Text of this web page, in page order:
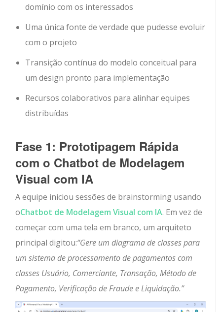
domínio com os interessados
Uma única fonte de verdade que pudesse evoluir
com o projeto
Transição contínua do modelo conceitual para
um design pronto para implementação
Recursos colaborativos para alinhar equipes
distribuídas
Fase 1: Prototipagem Rápida
com o Chatbot de Modelagem
Visual com IA
A equipe iniciou sessões de brainstorming usando
oChatbot de Modelagem Visual com IA. Em vez de
começar com uma tela em branco, um arquiteto
principal digitou:“Gere um diagrama de classes para
um sistema de processamento de pagamentos com
classes Usuário, Comerciante, Transação, Método de
Pagamento, Verificação de Fraude e Liquidação.”